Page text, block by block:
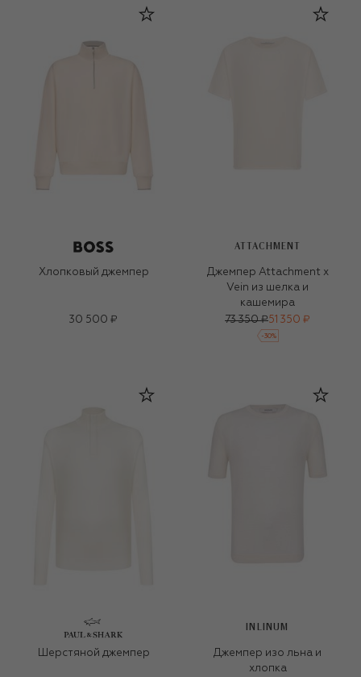
Хлопковый джемпер
30 500 ₽
ATTACHMENT
Джемпер Attachment x
Vein из шелка и
кашемира
73 350 ₽51 350 ₽
-30%
Шерстяной джемпер
INLINUM
Джемпер изо льна и
хлопка